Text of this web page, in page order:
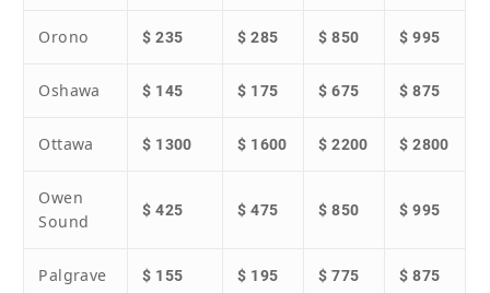
Orono $ 235 $ 285 $ 850 $ 995
Oshawa $ 145 $ 175 $ 675 $ 875
Ottawa $ 1300 $ 1600 $ 2200 $ 2800
Owen
Sound
$ 425 $ 475 $ 850 $ 995
Palgrave $ 155 $ 195 $ 775 $ 875